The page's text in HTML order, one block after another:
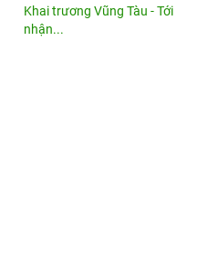
Khai trương Vũng Tàu - Tới
nhận...